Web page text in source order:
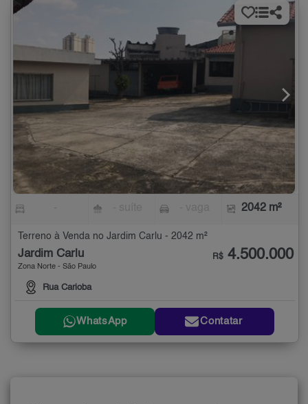
2042 m²
Terreno à Venda no Jardim Carlu - 2042 m²
Jardim Carlu
Zona Norte - São Paulo
Rua Carioba
R$ 4.500.000
WhatsApp Contatar